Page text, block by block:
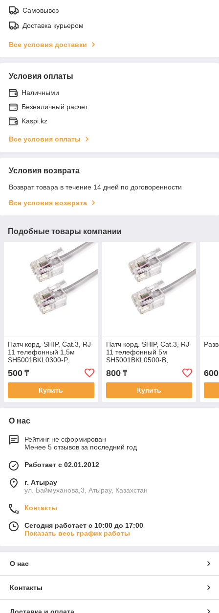
Самовывоз
Доставка курьером
Все условия доставки
Условия оплаты
Наличными
Безналичный расчет
Kaspi.kz
Все условия оплаты
Условия возврата
Возврат товара в течение 14 дней по договоренности
Все условия возврата
Подобные товары компании
Патч корд. SHIP, Cat.3, RJ-
11 телефонный 1,5м
SH5001BKL0300-P,
черный, Пол.Пакет
500 ₸
Купить
Патч корд. SHIP, Cat.3, RJ-
11 телефонный 5м
SH5001BKL0500-B,
черный, Блистер
800₸
Купить
600
О нас
Рейтинг не сформирован
Менее 5 отзывов за последний год
Работает с 02.01.2012
г. Атырау
ул. Баймуханова,3, Атырау, Казахстан
Контакты
Сегодня работает с 10:00 до 17:00
Показать весь график работы
О нас
Контакты